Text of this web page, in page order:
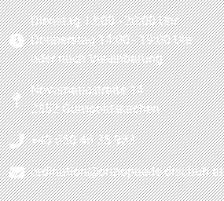
Dienstag 13:00 - 20:00 Uhr
Donnerstag 14:00 - 19:00 Uhr
oder nach Vereinbarung
Novomaticstraße 14
2352 Gumpoldskirchen
+43 650 46 35 983
ordination@orthopaede-drschuh.at